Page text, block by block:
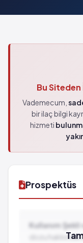
Bu Siteden
Vademecum,
bir ilaç bilgi
hizmeti
Prospektüs
Kullanım Şekli
dozu